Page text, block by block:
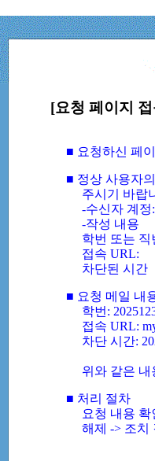
[요청 페이지
■ 요청하신 페
■ 정상 사용자
주시기 바랍
-수신자 계정:
-작성 내용
학번 또는 직
접속 URL:
차단된 시간
■ 요청 메일 내
학번:
접속 URL:
차단 시간:
위와 같은 내
■ 처리 절차
요청 내용
해제 -> 조치